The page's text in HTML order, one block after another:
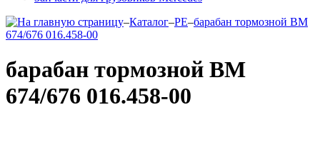
–Каталог–PE–барабан тормозной ВМ
674/676 016.458-00
барабан тормозной ВМ
674/676 016.458-00